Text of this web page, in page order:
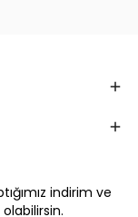
indirim ve